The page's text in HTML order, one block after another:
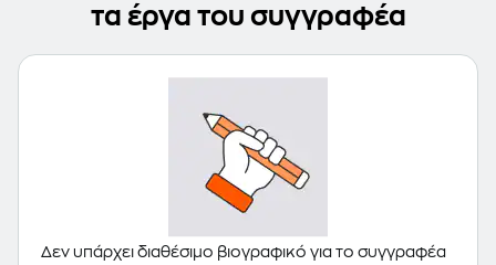
τα έργα του συγγραφέα
Δεν υπάρχει διαθέσιμο βιογραφικό για το συγγραφέα